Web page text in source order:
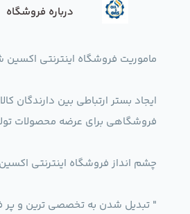
درباره فروشگاه
ماموریت فروشگاه اینترنتی
ایجاد بستر ارتباطی بین
فروشگاهی برای عرضه محصولات
چشم انداز فروشگاه اینترنتی
" تبدیل شدن به تخصصی ترین و پر